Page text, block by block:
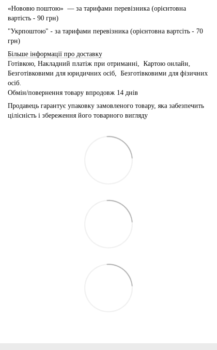
«Нововю поштою» — за тарифами перевізника (орієнтовна
вартість - 90 грн)
"Укрпоштою" - за тарифами перевізника (орієнтовна вартсіть - 70
грн)
Більше інформації про доставку
Готівкою, Накладний платіж при отриманні, Картою онлайн,
Безготівковими для юридичних осіб, Безготівковими для фізичних
осіб.
Обмін/повернення товару впродовж 14 днів
Продавець гарантує упаковку замовленого товару, яка забезпечить
цілісність і збереження його товарного вигляду